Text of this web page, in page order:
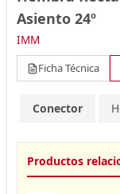
Asiento 24º
IMM
Ficha Técnica
Conector
Productos